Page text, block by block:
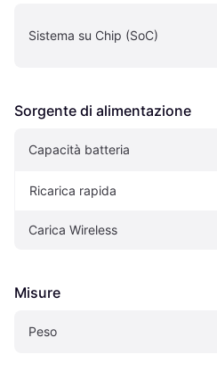
Sistema su Chip (SoC)
Sorgente di alimentazione
Capacità batteria
Ricarica rapida
Carica Wireless
Misure
Peso